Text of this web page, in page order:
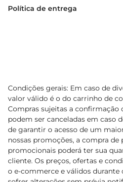
Política de entrega
Condições gerais: Em caso de
valor válido é o do carrinho de
Compras sujeitas a confirmação
podem ser canceladas em caso
de garantir o acesso de um
nossas promoções, a compra
promocionais poderá ter sua
cliente. Os preços, ofertas e
o e-commerce e válidos durante